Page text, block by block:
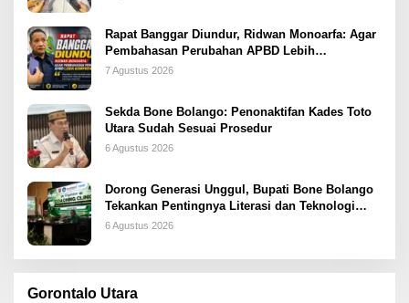
Rapat Banggar Diundur, Ridwan Monoarfa: Agar
Pembahasan Perubahan APBD Lebih
Komprehensif
7 Agustus 2026
Sekda Bone Bolango: Penonaktifan Kades Toto
Utara Sudah Sesuai Prosedur
6 Agustus 2026
Dorong Generasi Unggul, Bupati Bone Bolango
Tekankan Pentingnya Literasi dan Teknologi
sejak Dini
6 Agustus 2026
Gorontalo Utara